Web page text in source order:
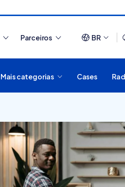
Parceiros BR
Mais categorias Cases